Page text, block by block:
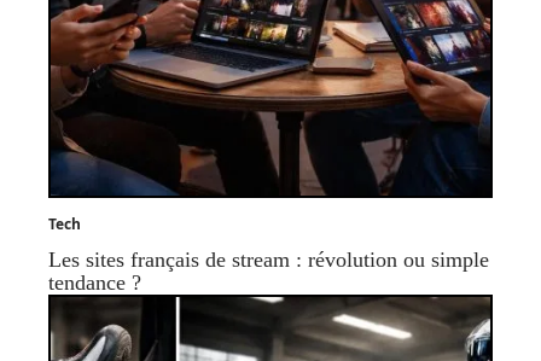
Tech
Les sites français de stream : révolution ou simple
tendance ?